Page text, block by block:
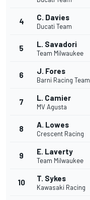
4 C. Davies
Ducati Team
5 L. Savadori
Team Milwaukee
6 J. Fores
Barni Racing Team
7 L. Camier
MV Agusta
8 A. Lowes
Crescent Racing
9 E. Laverty
Team Milwaukee
10 T. Sykes
Kawasaki Racing